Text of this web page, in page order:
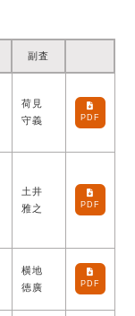
副査
荷見
守義
PDF
土井
雅之
PDF
横地
徳廣
PDF